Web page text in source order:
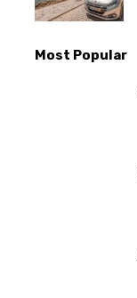
Most Popular